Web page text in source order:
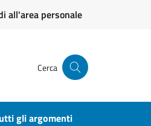
all'area personale
Cerca
gli argomenti